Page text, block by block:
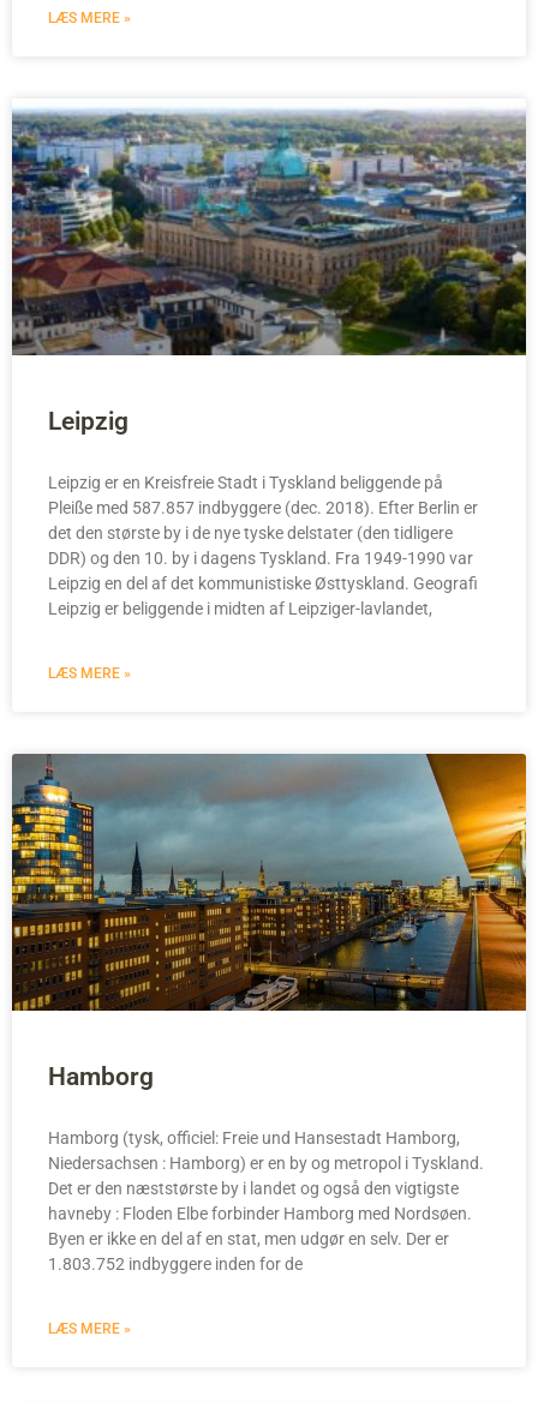
LÆS MERE »
Leipzig
Leipzig er en Kreisfreie Stadt i Tyskland beliggende på
Pleiße med 587.857 indbyggere (dec. 2018). Efter Berlin er
det den største by i de nye tyske delstater (den tidligere
DDR) og den 10. by i dagens Tyskland. Fra 1949-1990 var
Leipzig en del af det kommunistiske Østtyskland. Geografi
Leipzig er beliggende i midten af Leipziger-lavlandet,
LÆS MERE »
Hamborg
Hamborg (tysk, officiel: Freie und Hansestadt Hamborg,
Niedersachsen : Hamborg) er en by og metropol i Tyskland.
Det er den næststørste by i landet og også den vigtigste
havneby : Floden Elbe forbinder Hamborg med Nordsøen.
Byen er ikke en del af en stat, men udgør en selv. Der er
1.803.752 indbyggere inden for de
LÆS MERE »